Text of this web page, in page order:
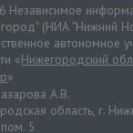
Независимое
(НИА "Нижний
автономное
«Нижегородский
»
А.В.
область, г.
5